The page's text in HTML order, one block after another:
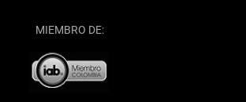
MIEMBRO DE: